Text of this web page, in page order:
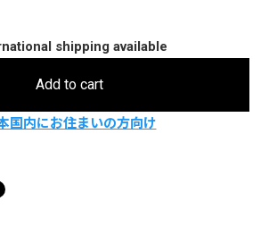
shipping available
Add to cart
国内にお住まいの方向け